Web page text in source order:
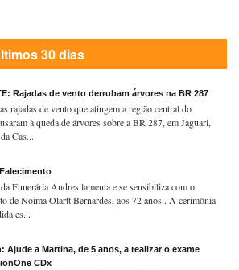
30 dias
Rajadas de vento derrubam árvores na BR 287
rajadas de vento que atingem a região central do
à queda de árvores sobre a BR 287, em Jaguari,
Cas...
Funerária Andres lamenta e se sensibiliza com o
de Noima Olartt Bernardes, aos 72 anos . A cerimônia
es...
Ajude a Martina, de 5 anos, a realizar o exame
CDx